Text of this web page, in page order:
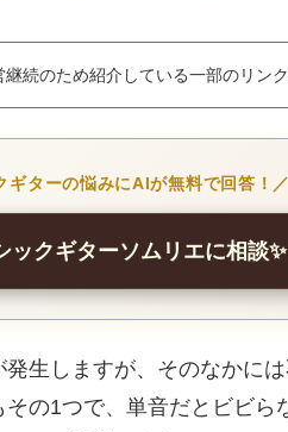
続のため紹介している一部のリン
ギターの悩みにAIが無料で回答！／
ックギターソムリエに相談✨
生しますが、そのなかに
その1つで、単音だとビビら